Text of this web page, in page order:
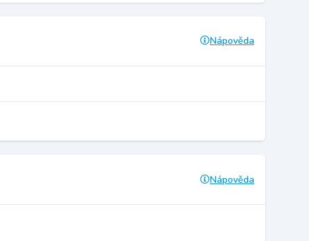
Nápověda
Nápověda